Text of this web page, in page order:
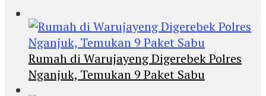
Rumah di Warujayeng Digerebek Polres
Nganjuk, Temukan 9 Paket Sabu